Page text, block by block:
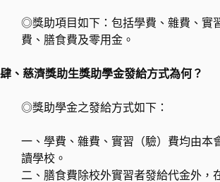
◎獎助項目如下：包括學費、雜費、實
費、膳食費及零用金。
肆、慈濟獎助生獎助學金發給方式為何？
◎獎助學金之發給方式如下：
一、學費、雜費、實習（驗）費均由本
讀學校。
二、膳食費除校外實習者發給代金外，